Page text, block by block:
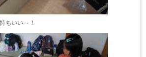
ちいい～！